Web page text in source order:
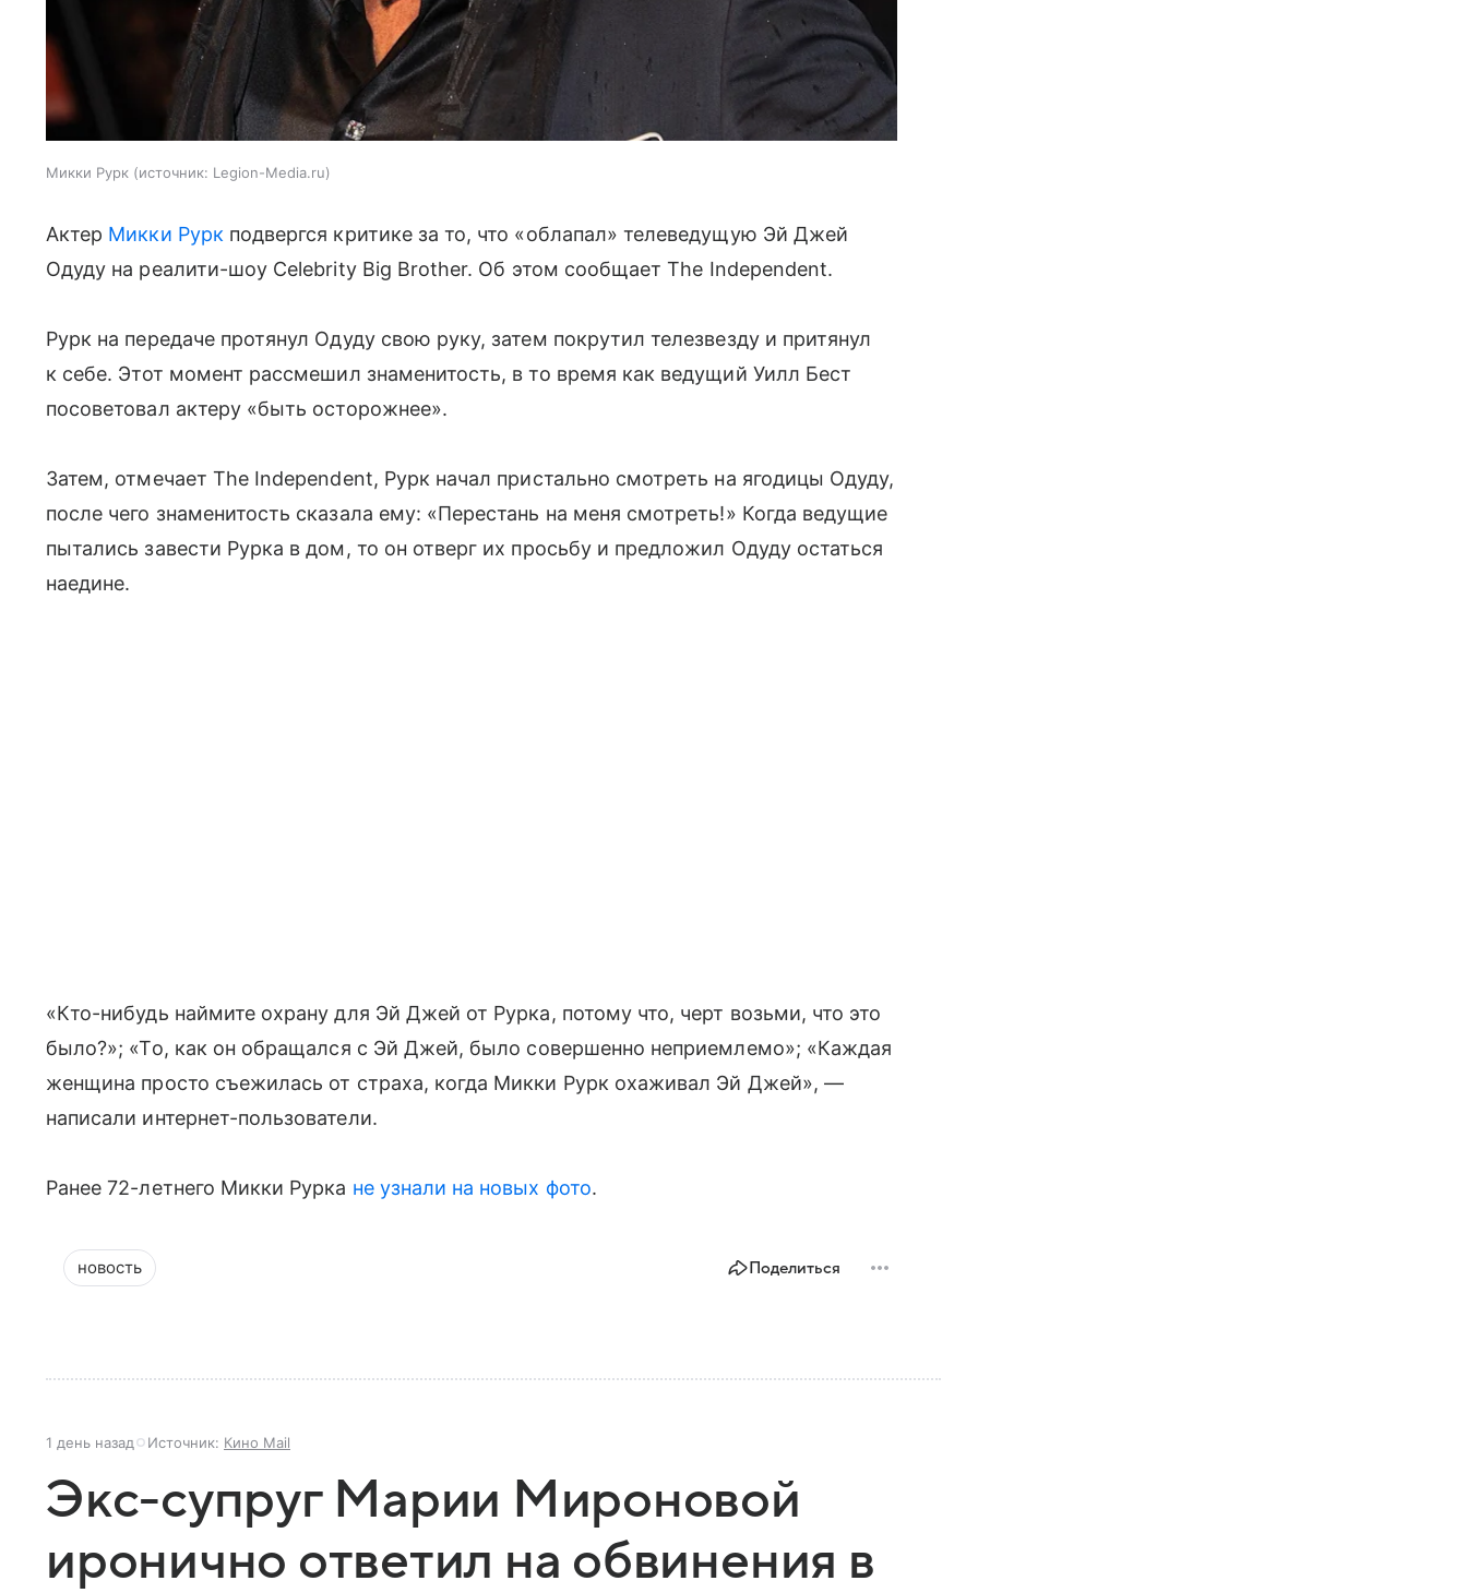
Микки Рурк источник: Legion-Media.ru
Актер Микки Рурк подвергся критике за то, что «облапал» телеведущую Эй Джей
Одуду на реалити-шоу Celebrity Big Brother. Об этом сообщает The Independent.
Рурк на передаче протянул Одуду свою руку, затем покрутил телезвезду и притянул
к себе. Этот момент рассмешил знаменитость, в то время как ведущий Уилл Бест
посоветовал актеру «быть осторожнее».
Затем, отмечает The Independent, Рурк начал пристально смотреть на ягодицы Одуду,
после чего знаменитость сказала ему: «Перестань на меня смотреть!» Когда ведущие
пытались завести Рурка в дом, то он отверг их просьбу и предложил Одуду остаться
наедине.
«Кто-нибудь наймите охрану для Эй Джей от Рурка, потому что, черт возьми, что это
было?»; «То, как он обращался с Эй Джей, было совершенно неприемлемо»; «Каждая
женщина просто съежилась от страха, когда Микки Рурк охаживал Эй Джей», —
написали интернет-пользователи.
Ранее 72-летнего Микки Рурка не узнали на новых фото.
новость Поделиться
1 день назад Источник: Кино Mail
Экс-супруг Марии Мироновой
иронично ответил на обвинения в